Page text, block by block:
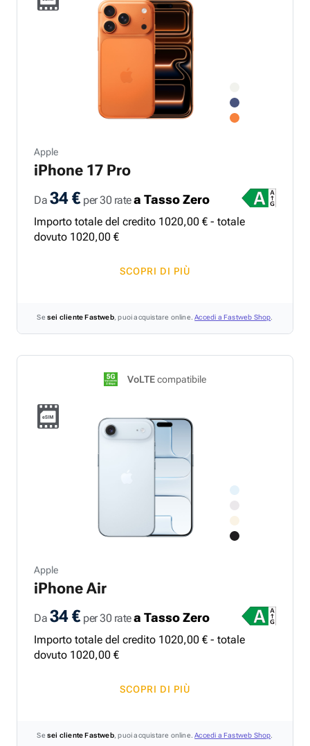
Apple
iPhone 17 Pro
Da 34 €per 30 ratea Tasso Zero
Importo totale del credito 1020,00 € - totale
dovuto 1020,00 €
SCOPRI DI PIÙ
Sesei cliente Fastweb, puoi acquistare online.Accedi a Fastweb Shop
VoLTEcompatibile
Apple
iPhone Air
Da 34 €per 30 ratea Tasso Zero
Importo totale del credito 1020,00 € - totale
dovuto 1020,00 €
SCOPRI DI PIÙ
Sesei cliente Fastweb, puoi acquistare online.Accedi a Fastweb Shop